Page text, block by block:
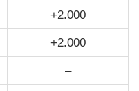
+2.000
+2.000
–